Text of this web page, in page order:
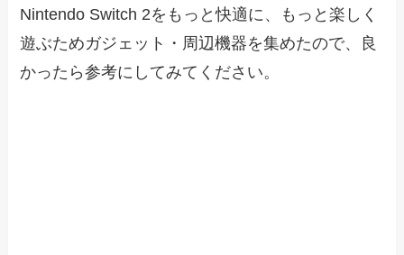
Nintendo Switch 2をもっと快適に、もっと楽しく
遊ぶためガジェット・周辺機器を集めたので、良
かったら参考にしてみてください。